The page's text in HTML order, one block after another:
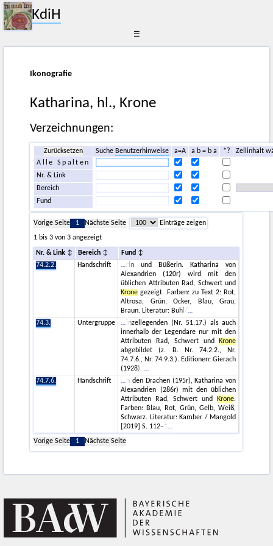
KdiH
☰
Ikonografie
Katharina, hl., Krone
Verzeichnungen:
Zurücksetzen SucheBenutzerhinweise a=A a b = b a *?
Zellinhalt
Alle Spalten
Nr. & Link
Bereich
Fund
Vorige Seite 1 Nächste Seite
Einträge zeigen
1 bis 3 von 3 angezeigt
Nr. & Link Bereich
Fund
74.2.2.
Handschrift
rin und Büßerin. Katharina von
Alexandrien (120r) wird mit den
üblichen Attributen Rad, Schwert und
Krone gezeigt. Farben: zu Text 2: Rot,
Altrosa, Grün, Ocker, Blau, Grau,
Braun. Literatur: Buhl/
74.3.
Untergruppe
inzellegenden (Nr. 51.17.) als auch
innerhalb der Legendare nur mit den
Attributen Rad, Schwert und Krone
abgebildet (z. B. Nr. 74.2.2., Nr.
74.7.6., Nr. 74.9.3.). Editionen: Gierach
(1928).
74.7.6.
Handschrift
n den Drachen (195r), Katharina von
Alexandrien (286r) mit den üblichen
Attributen Rad, Schwert und Krone.
Farben: Blau, Rot, Grün, Gelb, Weiß,
Schwarz. Literatur: Kamber / Mangold
[2019] S. 112–1
Vorige Seite
1 Nächste Seite